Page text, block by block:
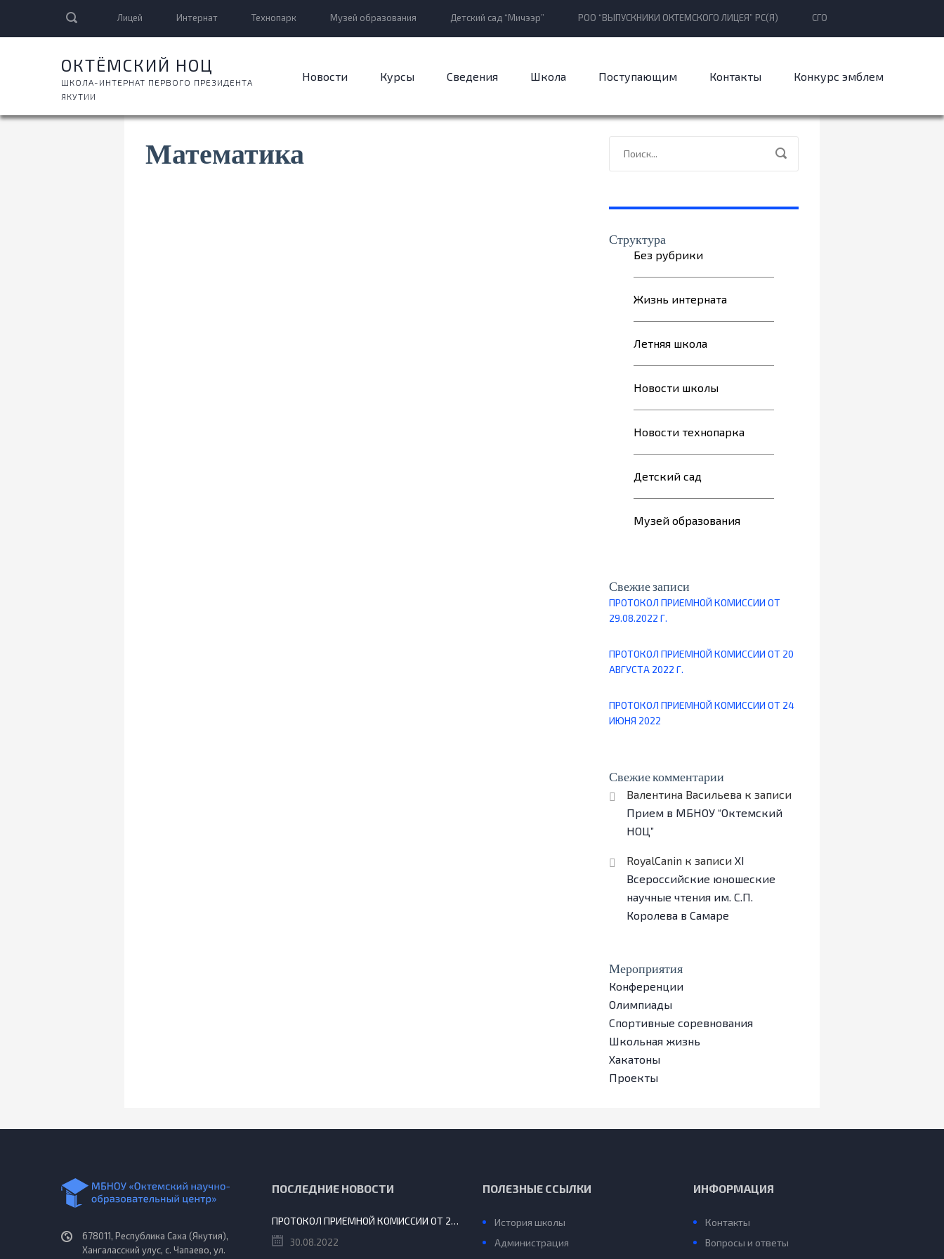
Лицей Интернат Технопарк Музей образования Детский сад “Мичээр” РОО “ВЫПУСКНИКИ ОКТЕМСКОГО ЛИЦЕЯ” РС(Я) СГО
ОКТЁМСКИЙ НОЦ
ШКОЛА-ИНТЕРНАТ ПЕРВОГО ПРЕЗИДЕНТА
ЯКУТИИ
Новости Курсы Сведения Школа Поступающим Контакты Конкурс эмблем
Математика
Структура
Без рубрики
Жизнь интерната
Летняя школа
Новости школы
Новости технопарка
Детский сад
Музей образования
Свежие записи
ПРОТОКОЛ ПРИЕМНОЙ КОМИССИИ ОТ
29.08.2022 Г.
ПРОТОКОЛ ПРИЕМНОЙ КОМИССИИ ОТ 20
АВГУСТА 2022 Г.
ПРОТОКОЛ ПРИЕМНОЙ КОМИССИИ ОТ 24
ИЮНЯ 2022
Свежие комментарии
Валентина Васильева к записи
Прием в МБНОУ “Октемский
НОЦ”
RoyalCanin к записи ХI
Всероссийские юношеские
научные чтения им. С.П.
Королева в Самаре
Мероприятия
Конференции
Олимпиады
Спортивные соревнования
Школьная жизнь
Хакатоны
Проекты
678011, Республика Саха (Якутия),
Хангаласский улус, с. Чапаево, ул.
ПОСЛЕДНИЕ НОВОСТИ
ПРОТОКОЛ ПРИЕМНОЙ КОМИССИИ ОТ 29.08.2022 Г.
30.08.2022
ПОЛЕЗНЫЕ ССЫЛКИ
История школы
Администрация
ИНФОРМАЦИЯ
Контакты
Вопросы и ответы